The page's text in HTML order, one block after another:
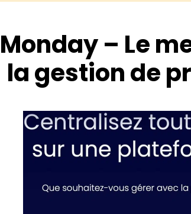
– Le
la gestion de